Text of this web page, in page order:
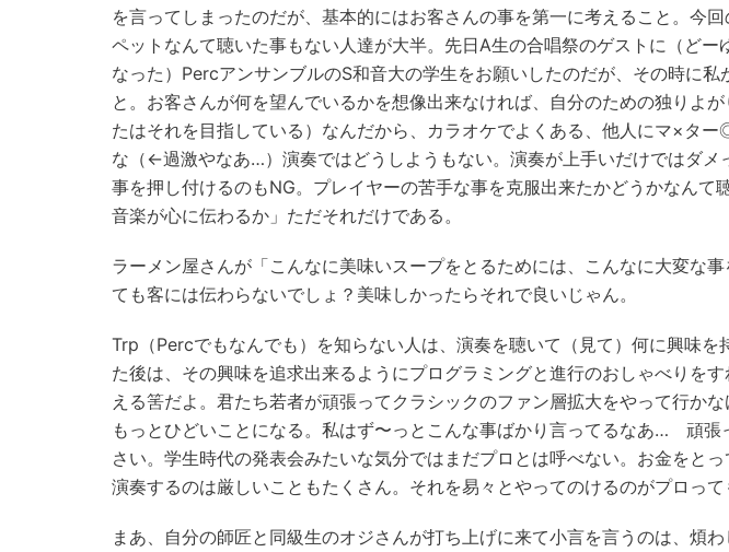
を言ってしまったのだが、基本的にはお客さんの事を第一に考えること。今
ペットなんて聴いた事もない人達が大半。先日A生の合唱祭のゲストに（どー
なった）PercアンサンブルのS和音大の学生をお願いしたのだが、その時に私
と。お客さんが何を望んでいるかを想像出来なければ、自分のための独りよ
たはそれを目指している）なんだから、カラオケでよくある、他人にマ×タ
な（←過激やなあ…）演奏ではどうしようもない。演奏が上手いだけではダメ
事を押し付けるのもNG。プレイヤーの苦手な事を克服出来たかどうかなんて
音楽が心に伝わるか」ただそれだけである。
ラーメン屋さんが「こんなに美味いスープをとるためには、こんなに大変な
ても客には伝わらないでしょ？美味しかったらそれで良いじゃん。
Trp（Percでもなんでも）を知らない人は、演奏を聴いて（見て）何に興味を
た後は、その興味を追求出来るようにプログラミングと進行のおしゃべりを
える筈だよ。君たち若者が頑張ってクラシックのファン層拡大をやって行か
もっとひどいことになる。私はず〜っとこんな事ばかり言ってるなあ… 頑張
さい。学生時代の発表会みたいな気分ではまだプロとは呼べない。お金をと
演奏するのは厳しいこともたくさん。それを易々とやってのけるのがプロって
まあ、自分の師匠と同級生のオジさんが打ち上げに来て小言を言うのは、煩